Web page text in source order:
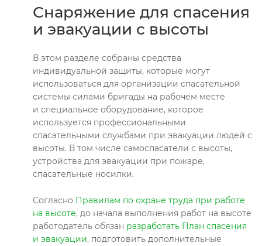
Снаряжение для спасения
и эвакуации с высоты
В этом разделе собраны средства
индивидуальной защиты, которые могут
использоваться для организации спасательной
системы силами бригады на рабочем месте
и специальное оборудование, которое
используется профессиональными
спасательными службами при эвакуации людей с
высоты. В том числе самоспасатели с высоты,
устройства для эвакуации при пожаре,
спасательные носилки.
Согласно Правилам по охране труда при работе
на высоте, до начала выполнения работ на высоте
работодатель обязан разработать План спасения
и эвакуации, подготовить дополнительные